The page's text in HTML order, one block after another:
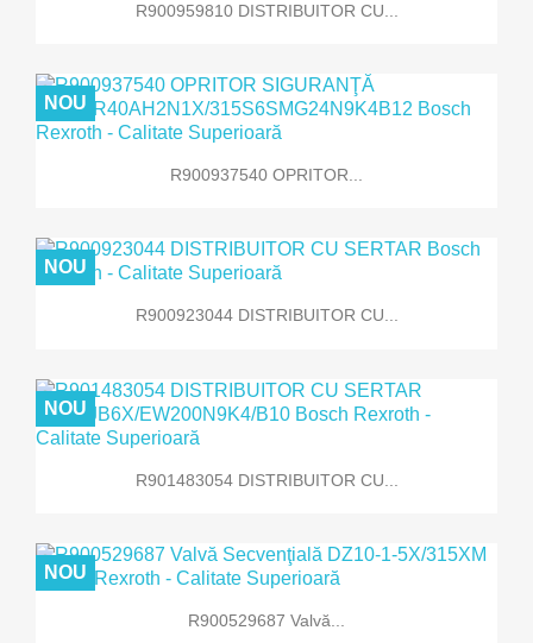
R900959810 DISTRIBUITOR CU...
R900937540 OPRITOR...
NOU
R900923044 DISTRIBUITOR CU...
NOU
R901483054 DISTRIBUITOR CU...
NOU
R900529687 Valvă...
NOU